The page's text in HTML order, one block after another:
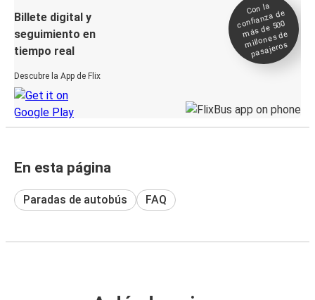
Billete digital y
seguimiento en
tiempo real
Descubre la App de Flix
Con la
confianza de
más de 500
millones de
pasajeros
En esta página
Paradas de autobús FAQ